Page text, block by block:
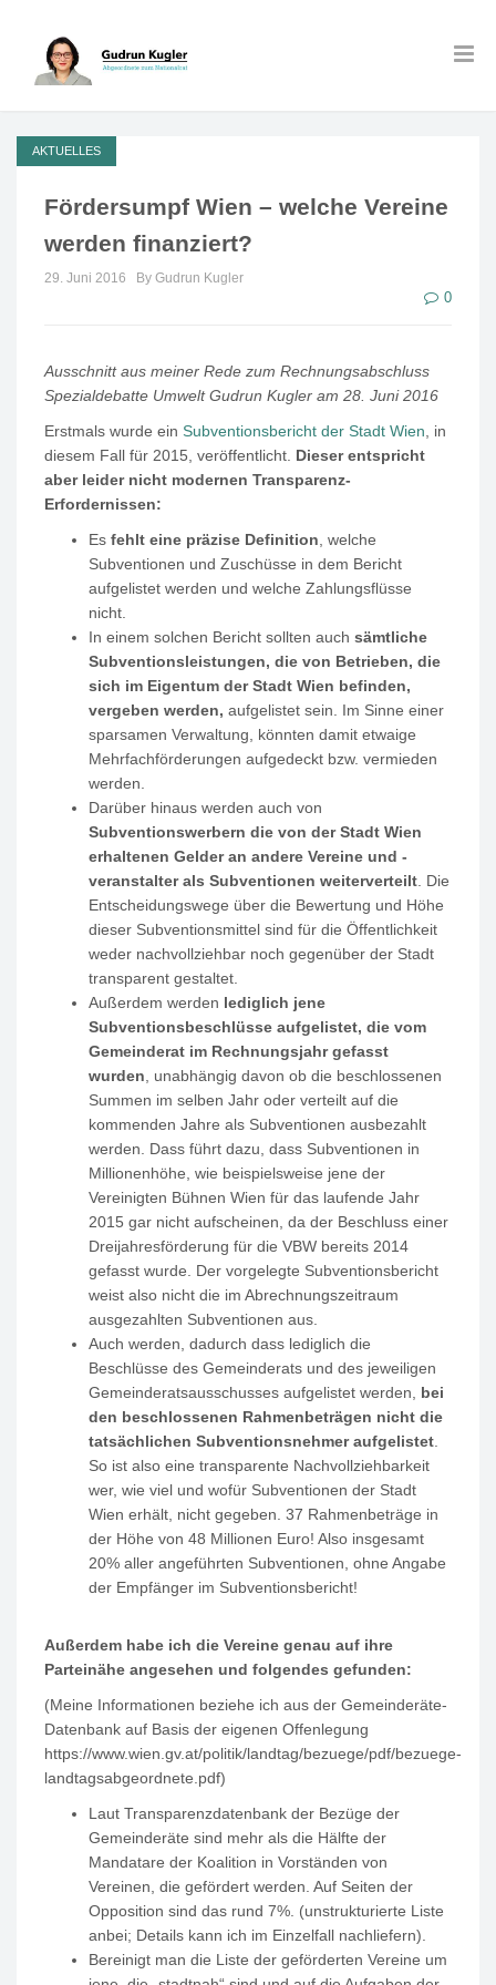
AKTUELLES
Fördersumpf Wien – welche Vereine
werden finanziert?
29. Juni 2016 By Gudrun Kugler
0
Ausschnitt aus meiner Rede zum Rechnungsabschluss
Spezialdebatte Umwelt Gudrun Kugler am 28. Juni 2016
Erstmals wurde ein Subventionsbericht der Stadt Wien , in
diesem Fall für 2015, veröffentlicht. Dieser entspricht
aber leider nicht modernen Transparenz-
Erfordernissen:
Es fehlt eine präzise Definition , welche
Subventionen und Zuschüsse in dem Bericht
aufgelistet werden und welche Zahlungsflüsse
nicht.
In einem solchen Bericht sollten auch sämtliche
Subventionsleistungen, die von Betrieben, die
sich im Eigentum der Stadt Wien befinden,
vergeben werden, aufgelistet sein. Im Sinne einer
sparsamen Verwaltung, könnten damit etwaige
Mehrfachförderungen aufgedeckt bzw. vermieden
werden.
Darüber hinaus werden auch von
Subventionswerbern die von der Stadt Wien
erhaltenen Gelder an andere Vereine und -
veranstalter als Subventionen weiterverteilt . Die
Entscheidungswege über die Bewertung und Höhe
dieser Subventionsmittel sind für die Öffentlichkeit
weder nachvollziehbar noch gegenüber der Stadt
transparent gestaltet.
Außerdem werden lediglich jene
Subventionsbeschlüsse aufgelistet, die vom
Gemeinderat im Rechnungsjahr gefasst
wurden , unabhängig davon ob die beschlossenen
Summen im selben Jahr oder verteilt auf die
kommenden Jahre als Subventionen ausbezahlt
werden. Dass führt dazu, dass Subventionen in
Millionenhöhe, wie beispielsweise jene der
Vereinigten Bühnen Wien für das laufende Jahr
2015 gar nicht aufscheinen, da der Beschluss einer
Dreijahresförderung für die VBW bereits 2014
gefasst wurde. Der vorgelegte Subventionsbericht
weist also nicht die im Abrechnungszeitraum
ausgezahlten Subventionen aus.
Auch werden, dadurch dass lediglich die
Beschlüsse des Gemeinderats und des jeweiligen
Gemeinderatsausschusses aufgelistet werden, bei
den beschlossenen Rahmenbeträgen nicht die
tatsächlichen Subventionsnehmer aufgelistet
So ist also eine transparente Nachvollziehbarkeit
wer, wie viel und wofür Subventionen der Stadt
Wien erhält, nicht gegeben. 37 Rahmenbeträge in
der Höhe von 48 Millionen Euro! Also insgesamt
20% aller angeführten Subventionen, ohne Angabe
der Empfänger im Subventionsbericht!
Außerdem habe ich die Vereine genau auf ihre
Parteinähe angesehen und folgendes gefunden:
(Meine Informationen beziehe ich aus der Gemeinderäte-
Datenbank auf Basis der eigenen Offenlegung
https://www.wien.gv.at/politik/landtag/bezuege/pdf/bezuege-
landtagsabgeordnete.pdf)
Laut Transparenzdatenbank der Bezüge der
Gemeinderäte sind mehr als die Hälfte der
Mandatare der Koalition in Vorständen von
Vereinen, die gefördert werden. Auf Seiten der
Opposition sind das rund 7%. (unstrukturierte Liste
anbei; Details kann ich im Einzelfall nachliefern).
Bereinigt man die Liste der geförderten Vereine um